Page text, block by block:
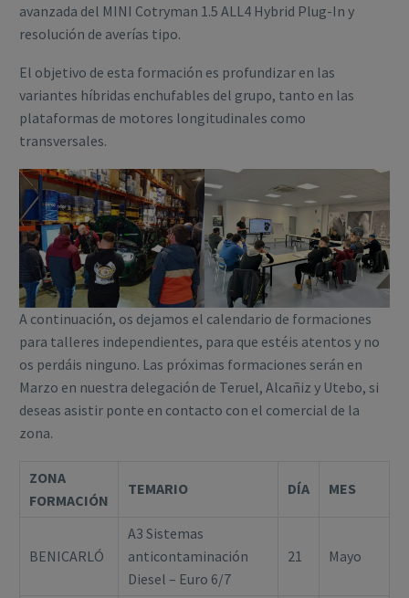
avanzada del MINI Cotryman 1.5 ALL4 Hybrid Plug-In y
resolución de averías tipo.
El objetivo de esta formación es profundizar en las
variantes híbridas enchufables del grupo, tanto en las
plataformas de motores longitudinales como
transversales.
A continuación, os dejamos el calendario de formaciones
para talleres independientes, para que estéis atentos y no
os perdáis ninguno. Las próximas formaciones serán en
Marzo en nuestra delegación de Teruel, Alcañiz y Utebo, si
deseas asistir ponte en contacto con el comercial de la
zona.
ZONA
FORMACIÓN
TEMARIO DÍA MES
BENICARLÓ
A3 Sistemas
anticontaminación
Diesel – Euro 6/7
21 Mayo